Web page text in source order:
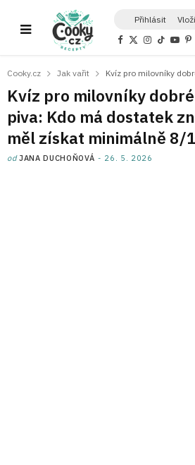
Přihlásit
F
b
o
k
X
i
t
e
r
)
I
a
r
a
m
T
o
Y
u
e
P
e
e
s
t
Cooky.cz Jak vařit
Kvíz pro milovníky
piva: Kdo má dostatek
měl získat minimálně 8/
odJANA DUCHOŇOVÁ 26. 5. 2026